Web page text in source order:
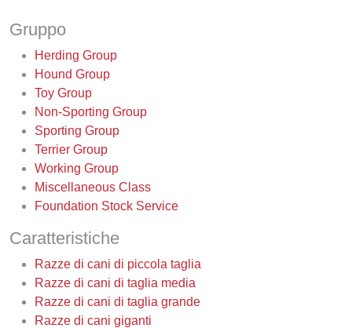
Gruppo
Herding Group
Hound Group
Toy Group
Non-Sporting Group
Sporting Group
Terrier Group
Working Group
Miscellaneous Class
Foundation Stock Service
Caratteristiche
Razze di cani di piccola taglia
Razze di cani di taglia media
Razze di cani di taglia grande
Razze di cani giganti